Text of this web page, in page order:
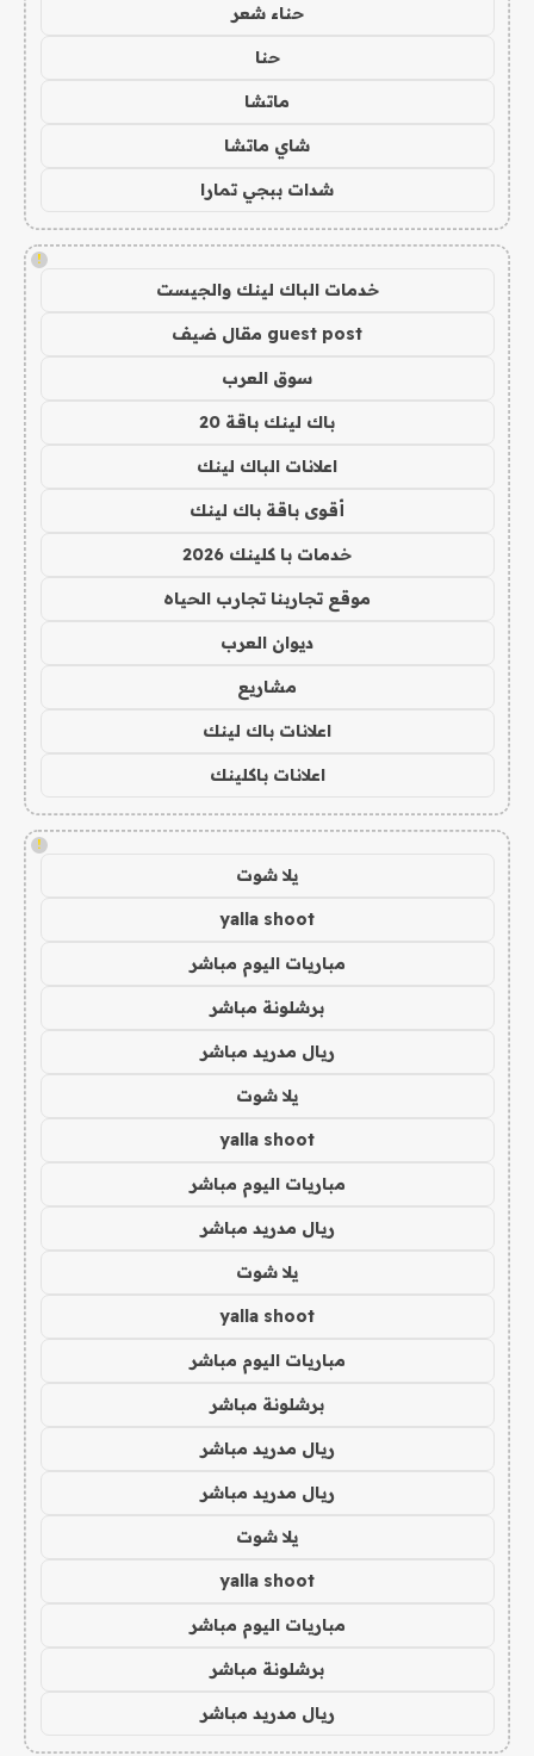
حناء شعر
حنا
ماتشا
شاي ماتشا
شدات ببجي تمارا
!
خدمات الباك لينك والجيست
guest post مقال ضيف
سوق العرب
باك لينك باقة 20
اعلانات الباك لينك
أقوى باقة باك لينك
خدمات با كلينك 2026
موقع تجاربنا تجارب الحياه
ديوان العرب
مشاريع
اعلانات باك لينك
اعلانات باكلينك
!
يلا شوت
yalla shoot
مباريات اليوم مباشر
برشلونة مباشر
ريال مدريد مباشر
يلا شوت
yalla shoot
مباريات اليوم مباشر
ريال مدريد مباشر
يلا شوت
yalla shoot
مباريات اليوم مباشر
برشلونة مباشر
ريال مدريد مباشر
ريال مدريد مباشر
يلا شوت
yalla shoot
مباريات اليوم مباشر
برشلونة مباشر
ريال مدريد مباشر